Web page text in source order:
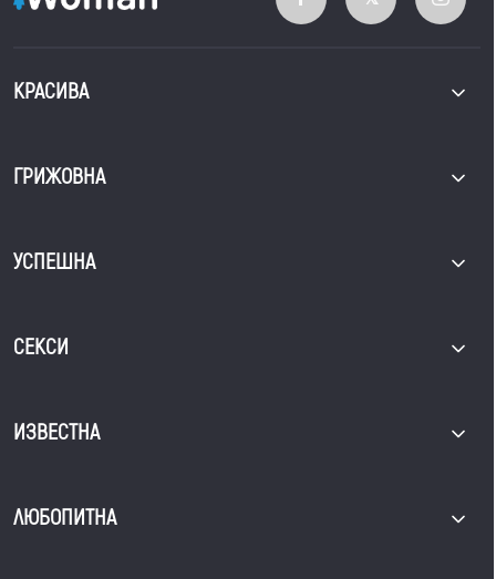
КРАСИВА
ГРИЖОВНА
УСПЕШНА
СЕКСИ
ИЗВЕСТНА
ЛЮБОПИТНА